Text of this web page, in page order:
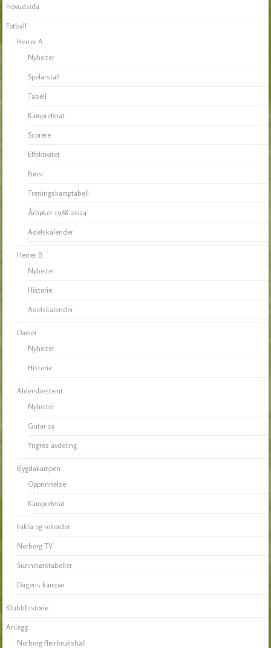
Hovudsida
Fotball
Herrer A
Nyheiter
Spelarstall
Tabell
Kampreferat
Scorere
Effektivitet
Børs
Treningskamptabell
Årbøker 1968-2024
Adelskalender
Herrer B
Nyheiter
Historie
Adelskalender
Damer
Nyheiter
Historie
Aldersbestemt
Nyheiter
Gutar 19
Yngres avdeling
Bygdakampen
Opprinnelse
Kampreferat
Fakta og rekorder
Norborg TV
Sunnmørstabeller
Dagens kampar
Klubbhistorie
Anlegg
Norborg fleirbrukshall